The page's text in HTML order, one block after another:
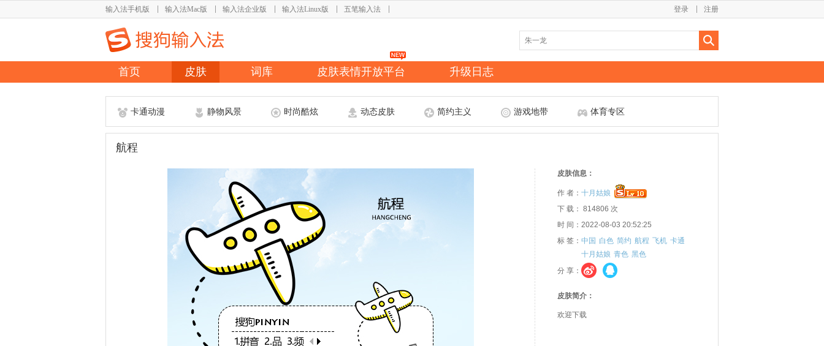
输入法手机版 输入法Mac版 输入法企业版 输入法Linux版 五笔输入法 注册
登录
首页 皮肤 词库 皮肤表情开放平台 升级日志
卡通动漫 静物风景 时尚酷炫 动态皮肤 简约主义 游戏地带 体育专区
航程
皮肤信息：
作 者： 十月姑娘
下 载： 814806 次
时 间：2022-08-03 20:52:25
标 签： 中国 白色 简约 航程 飞机 卡通
十月姑娘 青色 黑色
分 享：
皮肤简介：
欢迎下载